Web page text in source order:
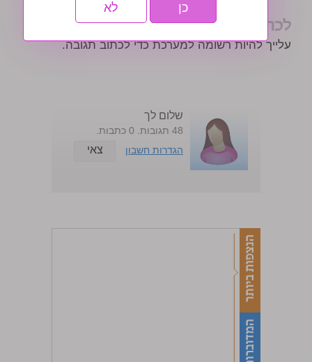
לכתוב תגובה
עלייך להיות רשומה למערכת כדי לכתוב תגובה.
שלום לך
48 תגובות. 0 כתבות.
הגדרות חשבון
צאי
כן לא